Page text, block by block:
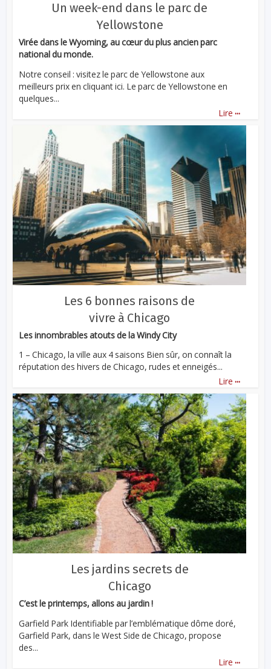
Un week-end dans le parc de
Yellowstone
Virée dans le Wyoming, au cœur du plus ancien parc
national du monde.
Notre conseil : visitez le parc de Yellowstone aux
meilleurs prix en cliquant ici. Le parc de Yellowstone en
quelques...
Lire ...
Les 6 bonnes raisons de
vivre à Chicago
Les innombrables atouts de la Windy City
1 – Chicago, la ville aux 4 saisons Bien sûr, on connaît la
réputation des hivers de Chicago, rudes et enneigés...
Lire ...
Les jardins secrets de
Chicago
C’est le printemps, allons au jardin !
Garfield Park Identifiable par l’emblématique dôme doré,
Garfield Park, dans le West Side de Chicago, propose
des...
Lire ...